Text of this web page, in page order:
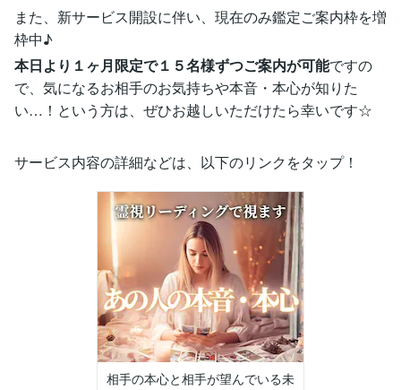
また、新サービス開設に伴い、現在のみ鑑定ご案内枠を増
枠中♪
本日より１ヶ月限定で１５名様ずつご案内が可能ですの
で、気になるお相手のお気持ちや本音・本心が知りた
い…！という方は、ぜひお越しいただけたら幸いです☆
サービス内容の詳細などは、以下のリンクをタップ！
相手の本心と相手が望んでいる未